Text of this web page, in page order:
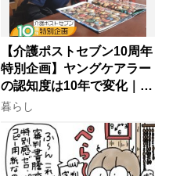
【介護ポストセブン10周年
特別企画】ヤングケアラー
の認知度は10年で変化｜流
行語大賞にノミネート、法
律にも明記されたが果たし
て現在は？
暮らし